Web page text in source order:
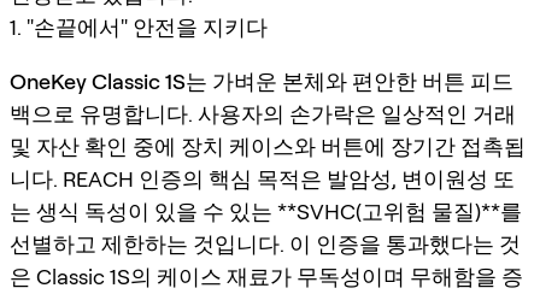
1. "손끝에서" 안전을 지키다
OneKey Classic 1S는 가벼운 본체와 편안한 버튼 피드
백으로 유명합니다. 사용자의 손가락은 일상적인 거래
및 자산 확인 중에 장치 케이스와 버튼에 장기간 접촉됩
니다. REACH 인증의 핵심 목적은 발암성, 변이원성 또
는 생식 독성이 있을 수 있는 **SVHC(고위험 물질)**를
선별하고 제한하는 것입니다. 이 인증을 통과했다는 것
은 Classic 1S의 케이스 재료가 무독성이며 무해함을 증